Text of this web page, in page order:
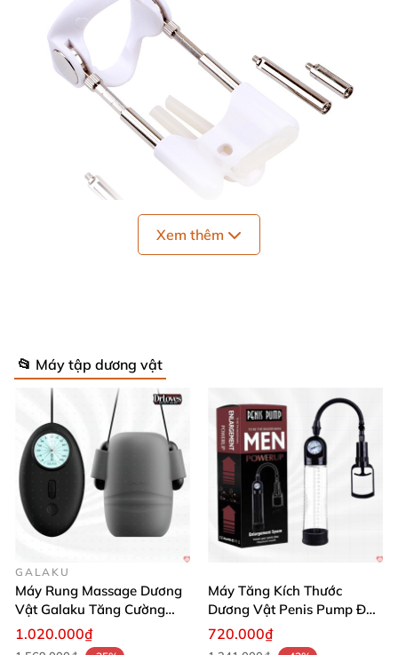
Xem thêm
📂 Máy tập dương vật
GALAKU
Máy Rung Massage Dương
Vật Galaku Tăng Cường
Sinh Lý Nam
1.020.000₫
Máy Tăng Kích Thước
Dương Vật Penis Pump Đo
Áp Suất Chính Hãng
720.000₫